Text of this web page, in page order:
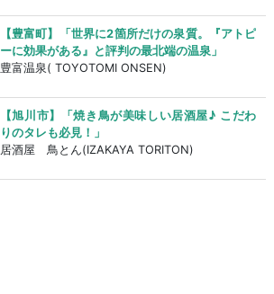
【豊富町】「世界に2箇所だけの泉質。『アトピ
ーに効果がある』と評判の最北端の温泉」
豊富温泉( TOYOTOMI ONSEN)
【旭川市】「焼き鳥が美味しい居酒屋♪ こだわ
りのタレも必見！」
居酒屋 鳥とん(IZAKAYA TORITON)